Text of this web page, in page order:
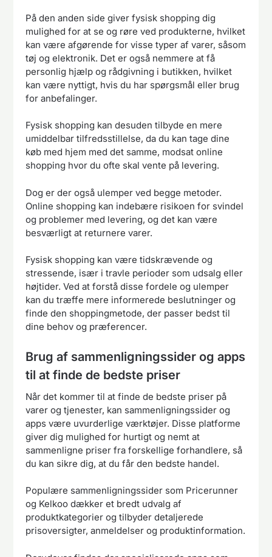
På den anden side giver fysisk shopping dig
mulighed for at se og røre ved produkterne, hvilket
kan være afgørende for visse typer af varer, såsom
tøj og elektronik. Det er også nemmere at få
personlig hjælp og rådgivning i butikken, hvilket
kan være nyttigt, hvis du har spørgsmål eller brug
for anbefalinger.
Fysisk shopping kan desuden tilbyde en mere
umiddelbar tilfredsstillelse, da du kan tage dine
køb med hjem med det samme, modsat online
shopping hvor du ofte skal vente på levering.
Dog er der også ulemper ved begge metoder.
Online shopping kan indebære risikoen for svindel
og problemer med levering, og det kan være
besværligt at returnere varer.
Fysisk shopping kan være tidskrævende og
stressende, især i travle perioder som udsalg eller
højtider. Ved at forstå disse fordele og ulemper
kan du træffe mere informerede beslutninger og
finde den shoppingmetode, der passer bedst til
dine behov og præferencer.
Brug af sammenligningssider og apps
til at finde de bedste priser
Når det kommer til at finde de bedste priser på
varer og tjenester, kan sammenligningssider og
apps være uvurderlige værktøjer. Disse platforme
giver dig mulighed for hurtigt og nemt at
sammenligne priser fra forskellige forhandlere, så
du kan sikre dig, at du får den bedste handel.
Populære sammenligningssider som Pricerunner
og Kelkoo dækker et bredt udvalg af
produktkategorier og tilbyder detaljerede
prisoversigter, anmeldelser og produktinformation.